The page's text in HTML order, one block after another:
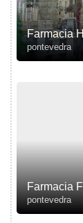
Farmacia
pontevedra
Farmacia
pontevedra